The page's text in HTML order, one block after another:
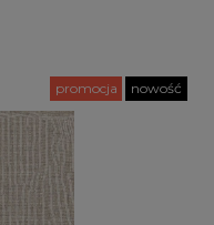
promocja nowość